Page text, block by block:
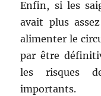
Enfin, si les
avait plus
alimenter le
par être
les risques
importants.